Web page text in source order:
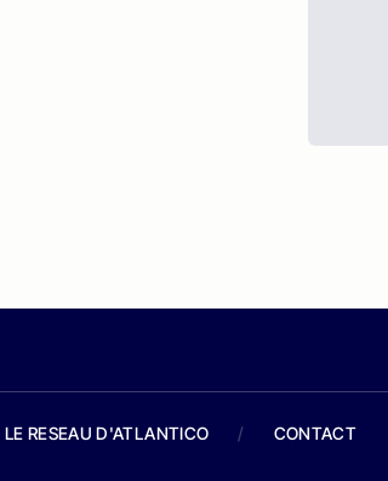
LE RESEAU D'ATLANTICO / CONTACT